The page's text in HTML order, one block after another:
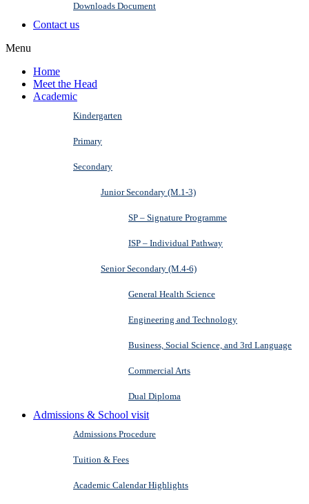
Downloads Document
Contact us
Menu
Home
Meet the Head
Academic
Kindergarten
Primary
Secondary
Junior Secondary (M.1-3)
SP – Signature Programme
ISP – Individual Pathway
Senior Secondary (M.4-6)
General Health Science
Engineering and Technology
Business, Social Science, and 3rd Language
Commercial Arts
Dual Diploma
Admissions & School visit
Admissions Procedure
Tuition & Fees
Academic Calendar Highlights